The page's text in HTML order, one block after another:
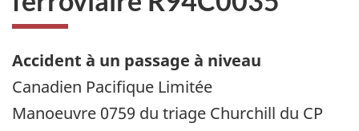
Accident à un passage à niveau
Canadien Pacifique Limitée
Manoeuvre 0759 du triage Churchill du CP